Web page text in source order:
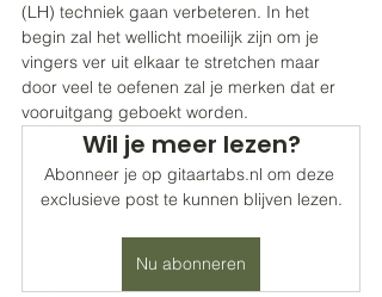
(LH) techniek gaan verbeteren. In het
begin zal het wellicht moeilijk zijn om je
vingers ver uit elkaar te stretchen maar
door veel te oefenen zal je merken dat er
vooruitgang geboekt worden.
Wil je meer lezen?
Abonneer je op gitaartabs.nl om deze
exclusieve post te kunnen blijven lezen.
Nu abonneren